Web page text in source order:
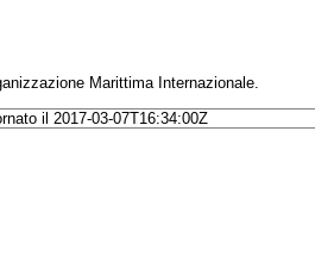
Marittima Internazionale.
il 2017-03-07T16:34:00Z